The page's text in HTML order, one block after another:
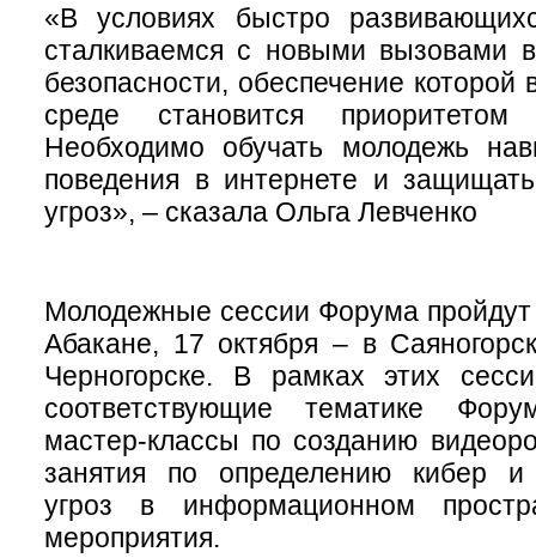
«В условиях быстро
сталкиваемся с новыми вызовами
безопасности, обеспечение
среде становится
Необходимо обучать молодежь
поведения в интернете и
угроз», – сказала Ольга Левченко
Молодежные сессии Форума пройдут
Абакане, 17 октября – в
Черногорске. В рамках этих
соответствующие тематике
мастер-классы по созданию
занятия по определению кибер
угроз в информационном
мероприятия.